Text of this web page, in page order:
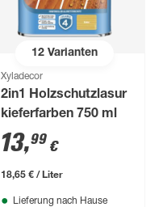
12Varianten
Xyladecor
2in1 Holzschutzlasur
kieferfarben 750 ml
13,99 €
18,65 € / Liter
Lieferung nach Hause